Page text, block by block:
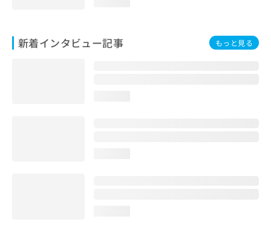
新着インタビュー記事 もっと見る